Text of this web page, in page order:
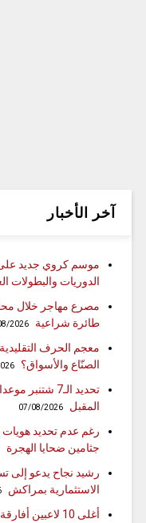
آخر الأخبار
موسم كروي جديد على
الدوريات والبطولات
مصرع مهاجر خلال
طائرة شراعية
2026
الصنّاع والأسواق؟
تحديد الـ7
المقبل
07/08/2026
رغم عدم تحديد
جثامين ضحايا الهجرة
رشيد نجاح يدعو إلى
الاستثمارية بمراكش